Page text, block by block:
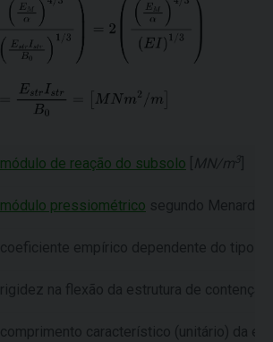
módulo de reação do subsolo MN/m 3
módulo pressiométrico segundo Menard [
coeficiente empírico dependente do tipo
rigidez na flexão da estrutura de contenção
comprimento característico (unitário) da